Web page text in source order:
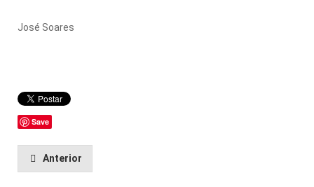
José Soares
Save
Anterior